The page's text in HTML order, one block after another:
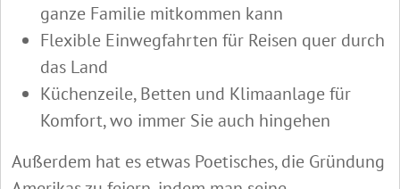
ganze Familie mitkommen kann
Flexible Einwegfahrten für Reisen quer durch
das Land
Küchenzeile, Betten und Klimaanlage für
Komfort, wo immer Sie auch hingehen
Außerdem hat es etwas Poetisches, die Gründung